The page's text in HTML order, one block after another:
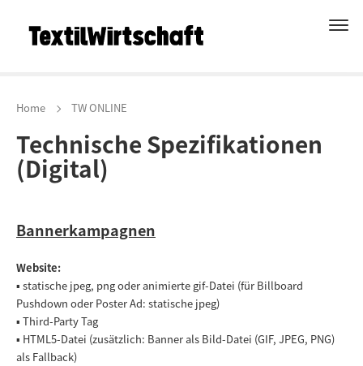
Home TW ONLINE
Technische Spezifikationen
(Digital)
Bannerkampagnen
Website:
▪ statische jpeg, png oder animierte gif-Datei (für Billboard
Pushdown oder Poster Ad: statische jpeg)
▪ Third-Party Tag
▪ HTML5-Datei (zusätzlich: Banner als Bild-Datei (GIF, JPEG, PNG)
als Fallback)